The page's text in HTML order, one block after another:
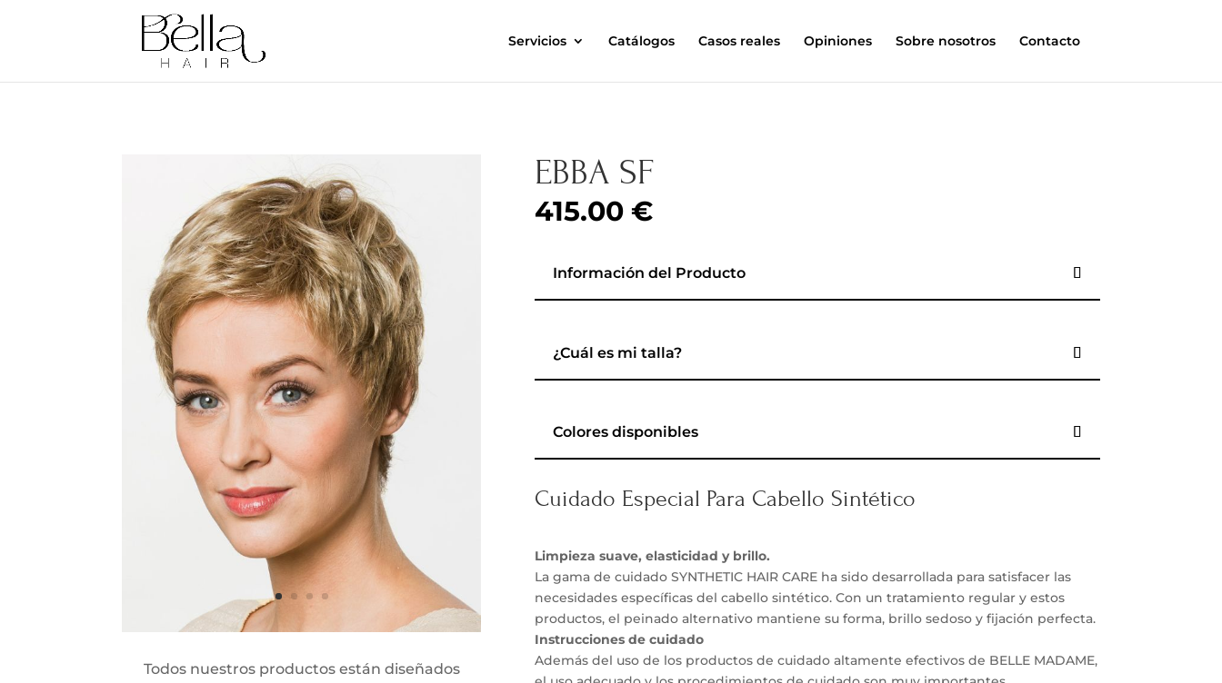
Servicios Catálogos Casos reales Opiniones Sobre nosotros Contacto
Todos nuestros productos están diseñados
EBBA SF
415.00€
Información del Producto
¿Cuál es mi talla?
Colores disponibles
Cuidado Especial Para Cabello Sintético
Limpieza suave, elasticidad y brillo.
La gama de cuidado SYNTHETIC HAIR CARE ha sido desarrollada para satisfacer las
necesidades específicas del cabello sintético. Con un tratamiento regular y estos
productos, el peinado alternativo mantiene su forma, brillo sedoso y fijación perfecta.
Instrucciones de cuidado
Además del uso de los productos de cuidado altamente efectivos de BELLE MADAME,